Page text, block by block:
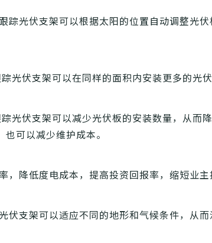
踪光伏支架可以根据太阳的位置自动调整光
光伏支架可以在同样的面积内安装更多的光伏
光伏支架可以减少光伏板的安装数量，从而
可以减少维护成本。
降低度电成本，提高投资回报率，缩短业主
支架可以适应不同的地形和气候条件，从而